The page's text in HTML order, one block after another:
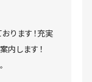
ります！充実
内します！